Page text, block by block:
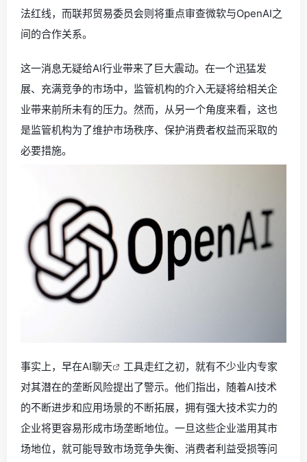
法红线，而联邦贸易委员会则将重点审查微软与OpenAI之
间的合作关系。
这一消息无疑给AI行业带来了巨大震动。在一个迅猛发
展、充满竞争的市场中，监管机构的介入无疑将给相关企
业带来前所未有的压力。然而，从另一个角度来看，这也
是监管机构为了维护市场秩序、保护消费者权益而采取的
必要措施。
事实上，早在AI聊天
工具走红之初，就有不少业内专家
对其潜在的垄断风险提出了警示。他们指出，随着AI技术
的不断进步和应用场景的不断拓展，拥有强大技术实力的
企业将更容易形成市场垄断地位。一旦这些企业滥用其市
场地位，就可能导致市场竞争失衡、消费者利益受损等问